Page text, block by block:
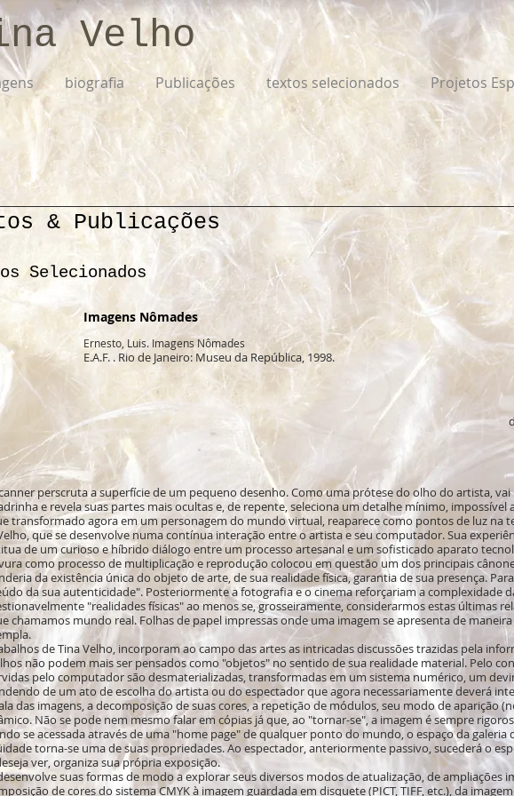
Velho
biografia Publicações textos selecionados Projetos
& Publicações
Selecionados
Imagens Nômades
Ernesto, Luis. Imagens Nômades
E.A.F. . Rio de Janeiro: Museu da República, 1998.
perscruta a superfície de um pequeno desenho. Como uma prótese do olho do artista,
e revela suas partes mais ocultas e, de repente, seleciona um detalhe mínimo,
transformado agora em um personagem do mundo virtual, reaparece como pontos de luz na
que se desenvolve numa contínua interação entre o artista e seu computador. Sua
de um curioso e híbrido diálogo entre um processo artesanal e um sofisticado aparato
como processo de multiplicação e reprodução colocou em questão um dos principais
da existência única do objeto de arte, de sua realidade física, garantia de sua presença.
da sua autenticidade". Posteriormente a fotografia e o cinema reforçariam a complexidade
"realidades físicas" ao menos se, grosseiramente, considerarmos estas últimas
chamamos mundo real. Folhas de papel impressas onde uma imagem se apresenta de
de Tina Velho, incorporam ao campo das artes as intricadas discussões trazidas pela
não podem mais ser pensados como "objetos" no sentido de sua realidade material. Pelo
pelo computador são desmaterializadas, transformadas em um sistema numérico, um
de um ato de escolha do artista ou do espectador que agora necessariamente deverá
das imagens, a decomposição de suas cores, a repetição de módulos, seu modo de
Não se pode nem mesmo falar em cópias já que, ao "tornar-se", a imagem é sempre
se acessada através de uma "home page" de qualquer ponto do mundo, o espaço da galeria
torna-se uma de suas propriedades. Ao espectador, anteriormente passivo, sucederá o
ver, organiza sua própria exposição.
suas formas de modo a explorar seus diversos modos de atualização, de ampliações
de cores do sistema CMYK à imagem guardada em disquete (PICT, TIFF, etc.), da